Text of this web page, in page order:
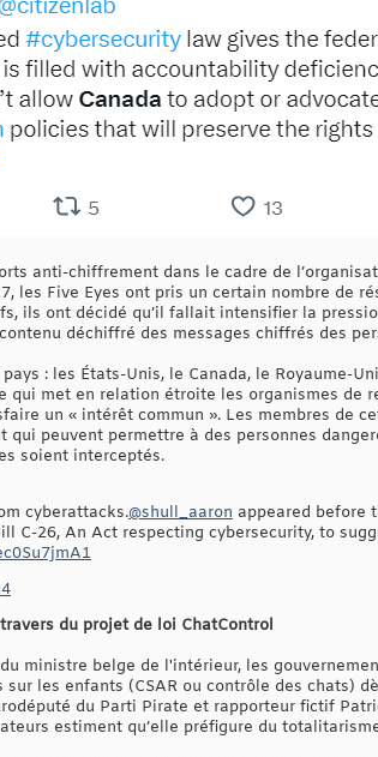
anti-chiffrement dans le cadre de
les Five Eyes ont pris un certain nombre de
ils ont décidé qu’il fallait intensifier la
déchiffré des messages chiffrés des
: les États-Unis, le Canada, le Royaume-
met en relation étroite les organismes de
un « intérêt commun ». Les membres de
peuvent permettre à des personnes
soient interceptés.
cyberattacks.@shull_aaron appeared before
C-26, An Act respecting cybersecurity, to
du projet de loi ChatControl
ministre belge de l'intérieur, les
les enfants (CSAR ou contrôle des chats)
du Parti Pirate et rapporteur fictif
estiment qu’elle préfigure du